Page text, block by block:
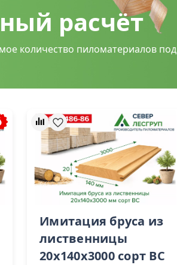
расчёт
количество пиломатериалов под
Имитация бруса из
лиственницы
20x140х3000 cорт BС